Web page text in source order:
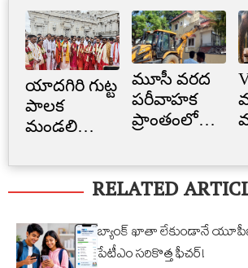
యాదగిరి గుట్ట
పాలక
మండలి
స్వీకారం
మూసీ వరద
పరీవాహక
ప్రాంతంలో
నిర్మాణం..
నార్సింగిలో
స్కూల్‌
భవనం
కూల్చివేత
RELATED
బ్యాంక్ ఖాతా లేకుండానే
పేటీఎం సరికొత్త ఫీచర్!